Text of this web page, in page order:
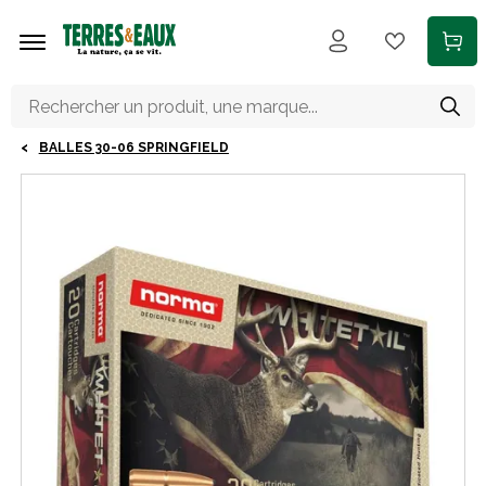
BALLES 30-06 SPRINGFIELD